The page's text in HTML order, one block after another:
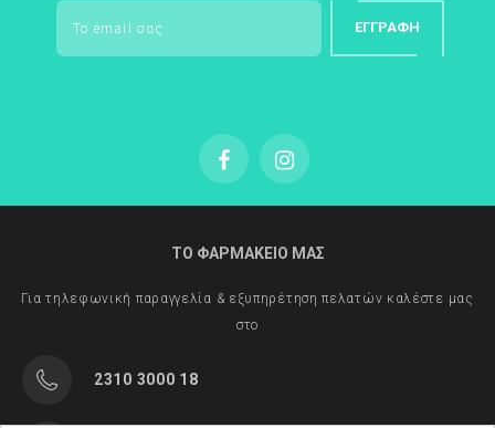
ΕΓΓΡΑΦΉ
ΤΟ ΦΑΡΜΑΚΕΙΟ ΜΑΣ
Για τηλεφωνική παραγγελία & εξυπηρέτηση πελατών καλέστε μας
στο
2310 3000 18